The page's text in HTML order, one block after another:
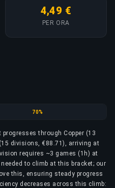
4,49 €
PER ORA
Bronze
70%
through Copper (13
divisions, €88.71), arriving at
requires ~3 games (1h) at
to climb at this bracket; our
this, ensuring steady progress
decreases across this climb: